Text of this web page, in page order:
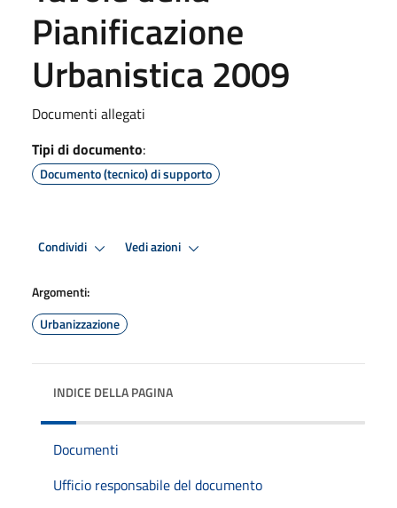
Pianificazione
Urbanistica 2009
Documenti allegati
Tipi di documento:
Documento (tecnico) di supporto
Condividi Vedi azioni
Argomenti:
Urbanizzazione
INDICE DELLA PAGINA
Documenti
Ufficio responsabile del documento